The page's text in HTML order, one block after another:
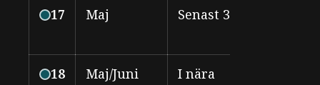
17 Maj Senast 31 maj
18 Maj/Juni
I nära